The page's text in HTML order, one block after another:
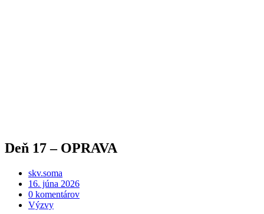
Deň 17 – OPRAVA
skv.soma
16. júna 2026
0 komentárov
Výzvy